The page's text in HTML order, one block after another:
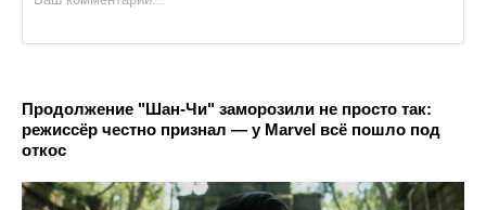
Продолжение "Шан-Чи" заморозили не просто так:
режиссёр честно признал — у Marvel всё пошло под
откос